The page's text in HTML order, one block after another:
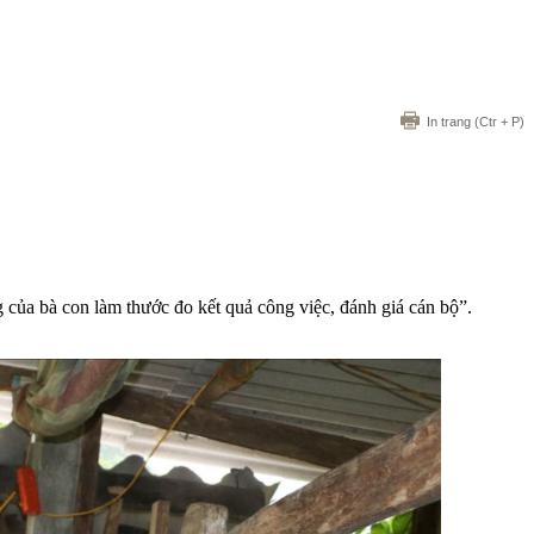
In trang (Ctr + P)
bà con làm thước đo kết quả công việc, đánh giá cán bộ”.